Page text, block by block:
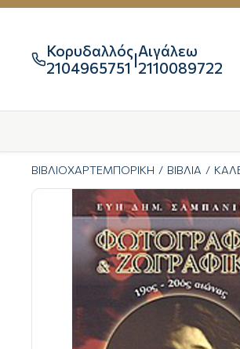
Κορυδαλλός
2104965751 |Αιγάλεω
2110089722
ΒΙΒΛΙΟΧΑΡΤΕΜΠΟΡΙΚΗ ΒΙΒΛΙΑ